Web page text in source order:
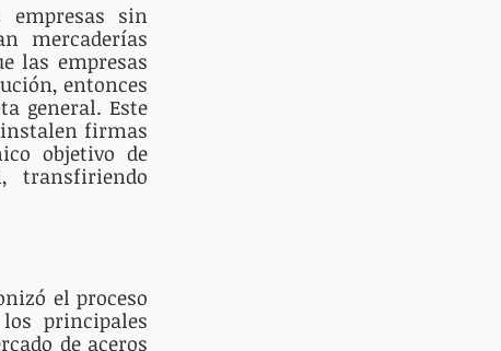
empresas sin
mercaderías
las empresas
entonces
general. Este
firmas
objetivo de
transfiriendo
el proceso
principales
de aceros